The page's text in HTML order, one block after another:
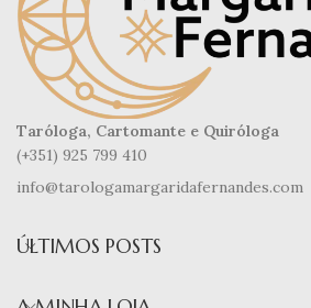
Taróloga, Cartomante e Quiróloga
(+351) 925 799 410
info@tarologamargaridafernandes.com
ÚLTIMOS POSTS